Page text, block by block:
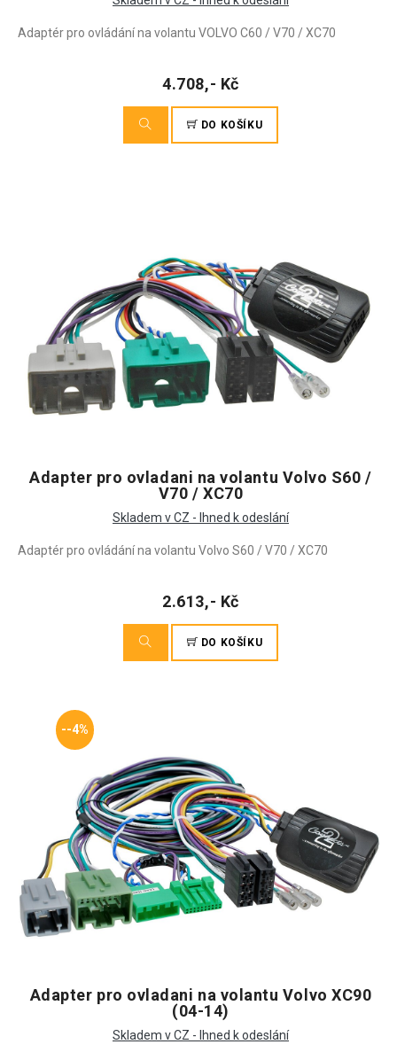
Adaptér pro ovládání na volantu VOLVO C60 / V70 / XC70
4.708,- Kč
DO KOŠÍKU
Adapter pro ovladani na volantu Volvo S60 /
V70 / XC70
Skladem v CZ - Ihned k odeslání
Adaptér pro ovládání na volantu Volvo S60 / V70 / XC70
2.613,- Kč
DO KOŠÍKU
--4%
Adapter pro ovladani na volantu Volvo XC90
(04-14)
Skladem v CZ - Ihned k odeslání